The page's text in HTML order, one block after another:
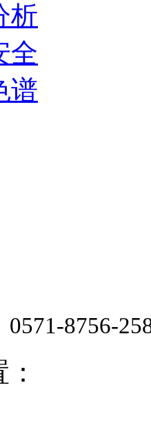
析
全
谱
0571-8756-